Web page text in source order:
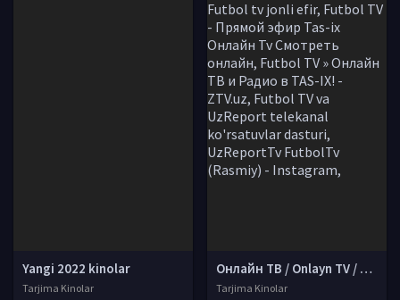
Yangi 2022 kinolar
Tarjima Kinolar
Онлайн ТВ / Onlayn TV / Futbol tv jonli efir, Futbol TV - Прямой эфир Tas-ix Онлайн Tv Смотреть онлайн, Futbol TV » Онлайн ТВ и Радио в TAS-IX! - ZTV.uz, Futbol TV va UzReport telekanal ko'rsatuvlar dasturi, UzReportTv FutbolTv (Rasmiy) - Instagram,
Tarjima Kinolar